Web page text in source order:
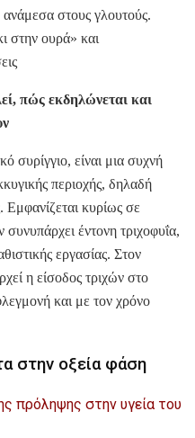
στους γλουτούς.
στην ουρά» και
πώς εκδηλώνεται και
συρίγγιο, είναι μια συχνή
περιοχής, δηλαδή
κυρίως σε
συνυπάρχει έντονη τριχοφυΐα,
εργασίας. Στον
η είσοδος τριχών στο
και με τον χρόνο
στην οξεία φάση
πρόληψης στην υγεία του